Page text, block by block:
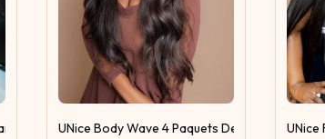
Cheveux 4 Paquets avec T Partie Closure Raie Au
UNice Body Wave 4 Paquets De TissagesUNice